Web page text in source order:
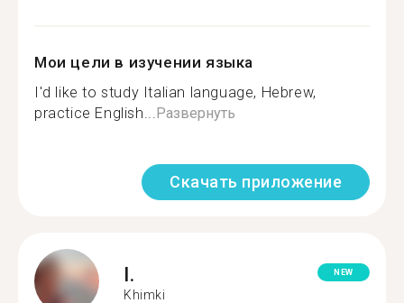
Мои цели в изучении языка
I'd like to study Italian language, Hebrew,
practice English... Развернуть
Скачать приложение
I.
Khimki
NEW